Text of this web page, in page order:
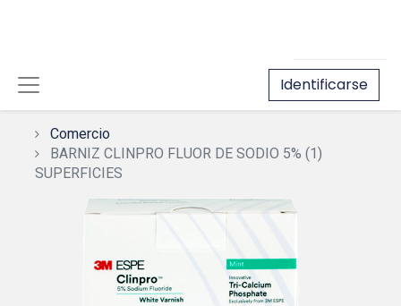
Identificarse
Comercio
BARNIZ CLINPRO FLUOR DE SODIO 5% (1)
SUPERFICIES